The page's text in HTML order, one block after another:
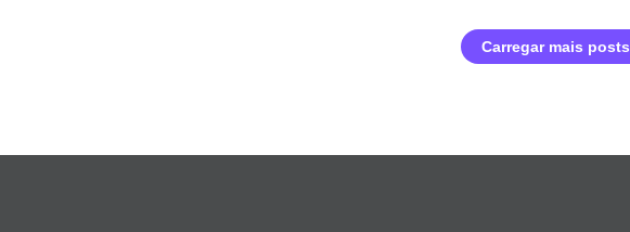
Carregar mais posts